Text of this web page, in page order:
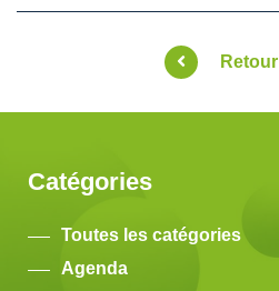
Retour
Catégories
Toutes les catégories
Agenda